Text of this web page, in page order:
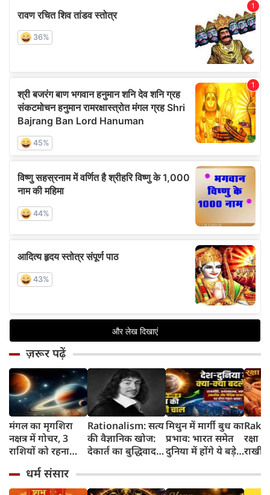
ज़रूर पढ़ें
मंगल का मृगशिरा
नक्षत्र में गोचर, 3
राशियों को रहना
सावधान
Rationalism: सत्य
की वैज्ञानिक खोज:
देकार्त का बुद्धिवाद
का जन्म
मिथुन में मार्गी बुध का
प्रभाव: भारत समेत
दुनिया में होंगे ये बड़े
रक्षा
राखी
धर्म संसार